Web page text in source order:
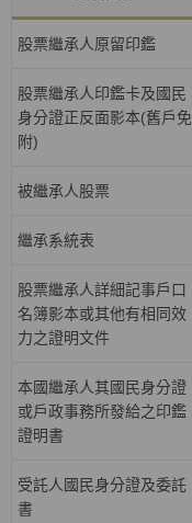
股票繼承人原留印鑑
股票繼承人印鑑卡及國民
身分證正反面影本(舊戶免
附)
被繼承人股票
繼承系統表
股票繼承人詳細記事戶口
名簿影本或其他有相同效
力之證明文件
本國繼承人其國民身分證
或戶政事務所發給之印鑑
證明書
受託人國民身分證及委託
書